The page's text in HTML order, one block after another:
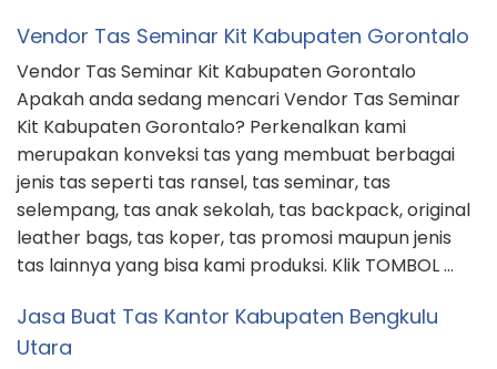
Vendor Tas Seminar Kit Kabupaten Gorontalo
Vendor Tas Seminar Kit Kabupaten Gorontalo
Apakah anda sedang mencari Vendor Tas Seminar
Kit Kabupaten Gorontalo? Perkenalkan kami
merupakan konveksi tas yang membuat berbagai
jenis tas seperti tas ransel, tas seminar, tas
selempang, tas anak sekolah, tas backpack, original
leather bags, tas koper, tas promosi maupun jenis
tas lainnya yang bisa kami produksi. Klik TOMBOL …
Jasa Buat Tas Kantor Kabupaten Bengkulu
Utara